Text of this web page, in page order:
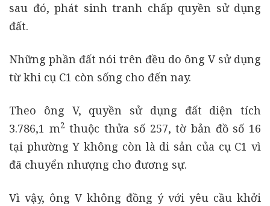
sau đó, phát sinh tranh chấp quyền sử dụng
đất.
Những phần đất nói trên đều do ông V sử dụng
từ khi cụ C1 còn sống cho đến nay.
Theo ông V, quyền sử dụng đất diện tích
3.786,1 m2 thuộc thửa số 257, tờ bản đồ số 16
tại phường Y không còn là di sản của cụ C1 vì
đã chuyển nhượng cho đương sự.
Vì vậy, ông V không đồng ý với yêu cầu khởi